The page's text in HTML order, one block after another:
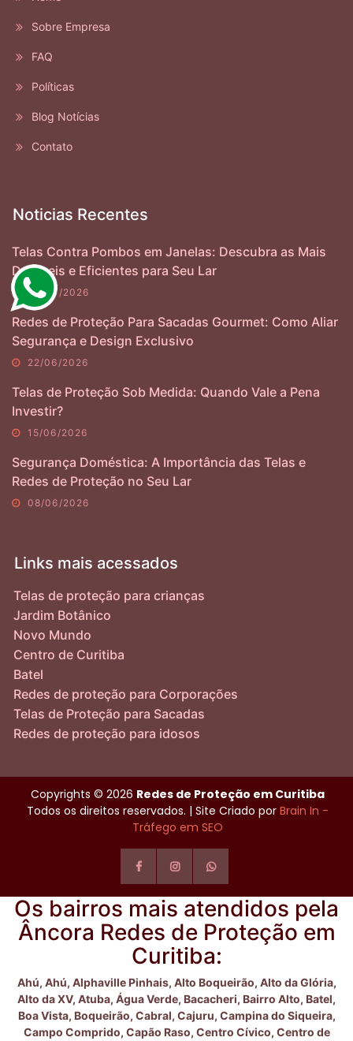
Sobre Empresa
FAQ
Políticas
Blog Notícias
Contato
Noticias Recentes
Telas Contra Pombos em Janelas: Descubra as Mais
Duráveis e Eficientes para Seu Lar
06/07/2026
Redes de Proteção Para Sacadas Gourmet: Como Aliar
Segurança e Design Exclusivo
22/06/2026
Telas de Proteção Sob Medida: Quando Vale a Pena
Investir?
15/06/2026
Segurança Doméstica: A Importância das Telas e
Redes de Proteção no Seu Lar
08/06/2026
Links mais acessados
Telas de proteção para crianças
Jardim Botânico
Novo Mundo
Centro de Curitiba
Batel
Redes de proteção para Corporações
Telas de Proteção para Sacadas
Redes de proteção para idosos
Copyrights © 2026 Redes de Proteção em Curitiba
Todos os direitos reservados. | Site Criado por Brain In -
Tráfego em SEO
Os bairros mais atendidos pela
Âncora Redes de Proteção em
Curitiba:
Ahú, Ahú, Alphaville Pinhais, Alto Boqueirão, Alto da Glória,
Alto da XV, Atuba, Água Verde, Bacacheri, Bairro Alto, Batel,
Boa Vista, Boqueirão, Cabral, Cajuru, Campina do Siqueira,
Campo Comprido, Capão Raso, Centro Cívico, Centro de